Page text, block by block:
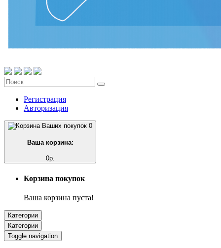
Регистрация
Авторизация
0
Ваша корзина:
0р.
Корзина покупок
Ваша корзина пуста!
Категории
Категории
Toggle navigation